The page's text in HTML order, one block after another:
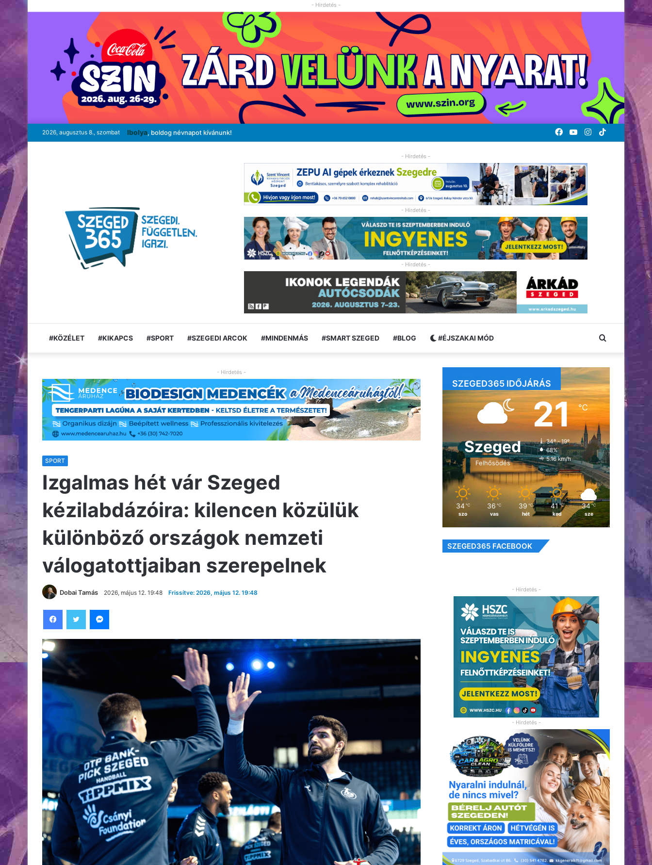
- Hirdetés -
2026, augusztus 8., szombat Ibolya, boldog névnapot kívánunk! TikTok
Instagram
YouTube
Facebook
- Hirdetés -
- Hirdetés -
- Hirdetés -
#KÖZÉLET #KIKAPCS #SPORT #SZEGEDI ARCOK #MINDENMÁS #SMART SZEGED #BLOG #ÉJSZAKAI MÓD Keresés:
- Hirdetés -
SPORT
Izgalmas hét vár Szeged
kézilabdázóira: kilencen közülük
különböző országok nemzeti
válogatottjaiban szerepelnek
Dobai Tamás 2026, május 12. 19:48 Frissítve: 2026, május 12. 19:48
SZEGED365 IDŐJÁRÁS
Szeged
Felhősödés
21℃
34º - 19º
68%
5.16 km/h
34 ℃
szo
36 ℃
vas
39 ℃
hét
41 ℃
ked
34 ℃
sze
SZEGED365 FACEBOOK
- Hirdetés -
- Hirdetés -